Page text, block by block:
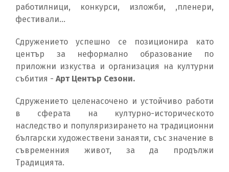
работилници, конкурси, изложби, ,пленери,
фестивали…
Сдружението успешно се позиционира като
център за неформално образование по
приложни изкуства и организация на културни
събития - Арт Център Сезони.
Сдружението целенасочено и устойчиво работи
в сферата на културно-историческото
наследство и популяризирането на традиционни
български художествени занаяти, със значение в
съвременния живот, за да продължи
Традицията.